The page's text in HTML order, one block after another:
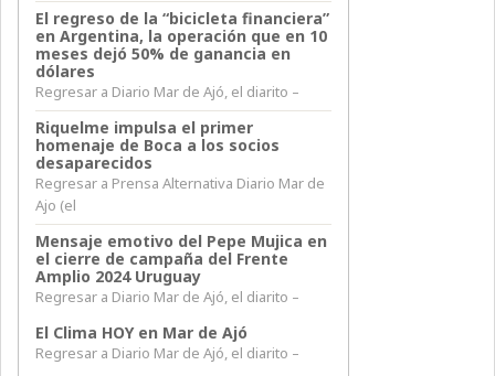
El regreso de la “bicicleta financiera”
en Argentina, la operación que en 10
meses dejó 50% de ganancia en
dólares
Regresar a Diario Mar de Ajó, el diarito –
Riquelme impulsa el primer
homenaje de Boca a los socios
desaparecidos
Regresar a Prensa Alternativa Diario Mar de
Ajo (el
Mensaje emotivo del Pepe Mujica en
el cierre de campaña del Frente
Amplio 2024 Uruguay
Regresar a Diario Mar de Ajó, el diarito –
El Clima HOY en Mar de Ajó
Regresar a Diario Mar de Ajó, el diarito –